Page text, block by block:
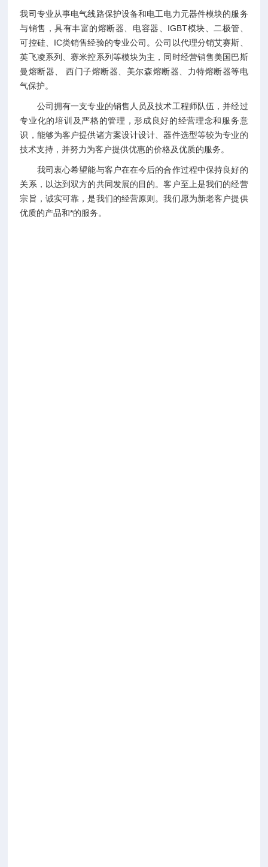
我司专业从事电气线路保护设备和电工电力元器件模块的服务
与销售，具有丰富的熔断器、电容器、IGBT模块、二极管、
可控硅、IC类销售经验的专业公司。公司以代理分销艾赛斯、
英飞凌系列、赛米控系列等模块为主，同时经营销售美国巴斯
曼熔断器、 西门子熔断器、美尔森熔断器、力特熔断器等电
气保护。
公司拥有一支专业的销售人员及技术工程师队伍，并经过
专业化的培训及严格的管理，形成良好的经营理念和服务意
识，能够为客户提供诸方案设计设计、器件选型等较为专业的
技术支持，并努力为客户提供优惠的价格及优质的服务。
我司衷心希望能与客户在在今后的合作过程中保持良好的
关系，以达到双方的共同发展的目的。客户至上是我们的经营
宗旨，诚实可靠，是我们的经营原则。我们愿为新老客户提供
优质的产品和*的服务。